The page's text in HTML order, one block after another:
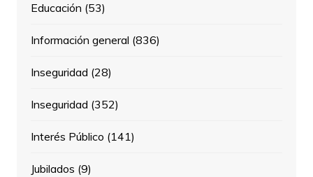
Educación (53)
Información general (836)
Inseguridad (28)
Inseguridad (352)
Interés Público (141)
Jubilados (9)